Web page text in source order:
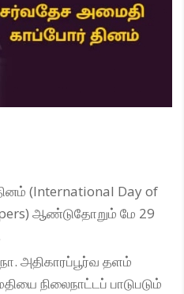
(International Day of
ஆண்டுதோறும் மே 29
அதிகாரப்பூர்வ தளம்
நிலைநாட்டப் பாடுபடும்